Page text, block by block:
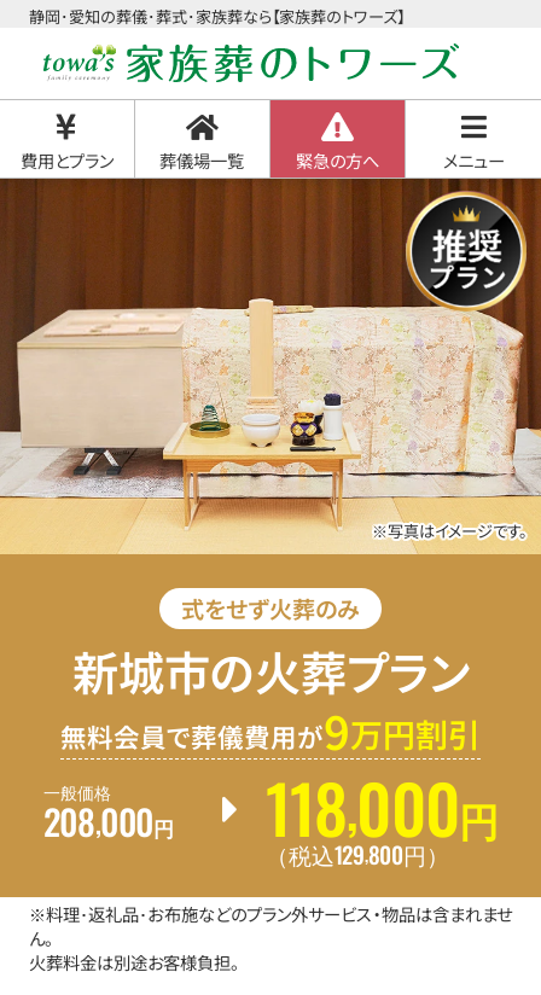
静岡･愛知の葬儀･葬式･家族葬なら【家族葬のトワーズ】
費用とプラン 葬儀場一覧 緊急の方へ メニュー
※写真はイメージです。
式をせず火葬のみ
新城市の火葬プラン
無料会員で葬儀費用が9万円割引
一般価格
208,000 円 118,000 円
（税込129,800円 ）
※料理･返礼品･お布施などのプラン外サービス・物品は含まれませ
ん。
火葬料金は別途お客様負担。